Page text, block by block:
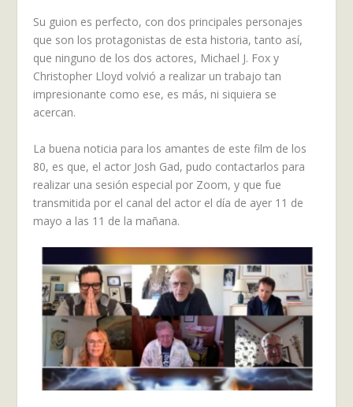
Su guion es perfecto, con dos principales personajes
que son los protagonistas de esta historia, tanto así,
que ninguno de los dos actores, Michael J. Fox y
Christopher Lloyd volvió a realizar un trabajo tan
impresionante como ese, es más, ni siquiera se
acercan.
La buena noticia para los amantes de este film de los
80, es que, el actor Josh Gad, pudo contactarlos para
realizar una sesión especial por Zoom, y que fue
transmitida por el canal del actor el día de ayer 11 de
mayo a las 11 de la mañana.